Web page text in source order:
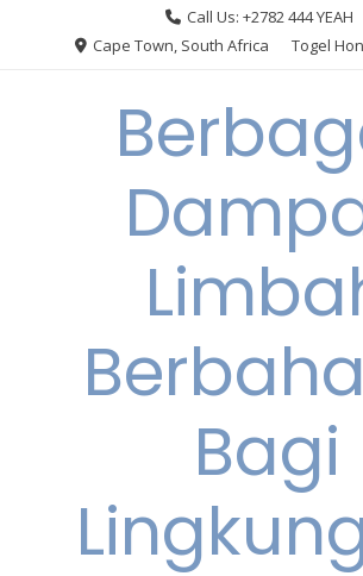
Call Us: +2782 444 YEAH
Cape Town, South Africa
Togel
Bagi